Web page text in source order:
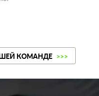
КОМАНДЕ >>>